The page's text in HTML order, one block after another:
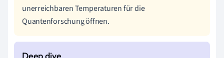
unerreichbaren Temperaturen für die
Quantenforschung öffnen.